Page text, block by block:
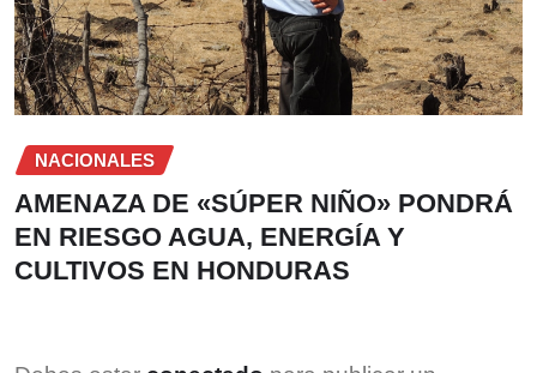
NACIONALES
AMENAZA DE «SÚPER NIÑO» PONDRÁ
EN RIESGO AGUA, ENERGÍA Y
CULTIVOS EN HONDURAS